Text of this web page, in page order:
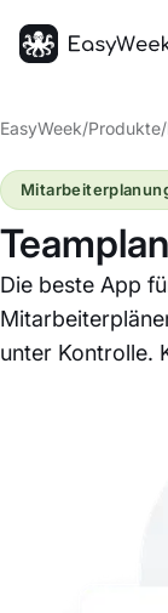
EasyWeek/Produkte/
Die beste App
unter Kontrolle.